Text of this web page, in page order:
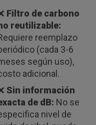
Filtro de carbono
reutilizable:
reemplazo
(cada 3-6
según uso),
adicional.
Sin información
de dB: No se
nivel de